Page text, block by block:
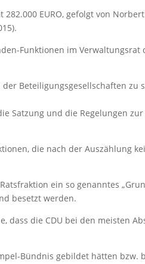
EURO, gefolgt von
Funktionen im Verwaltungsrat
Beteiligungsgesellschaften zu
Satzung und die Regelungen
die nach der Auszählung
ein so genanntes
besetzt werden.
dass die CDU bei den meisten
Bündnis gebildet hätten bzw.